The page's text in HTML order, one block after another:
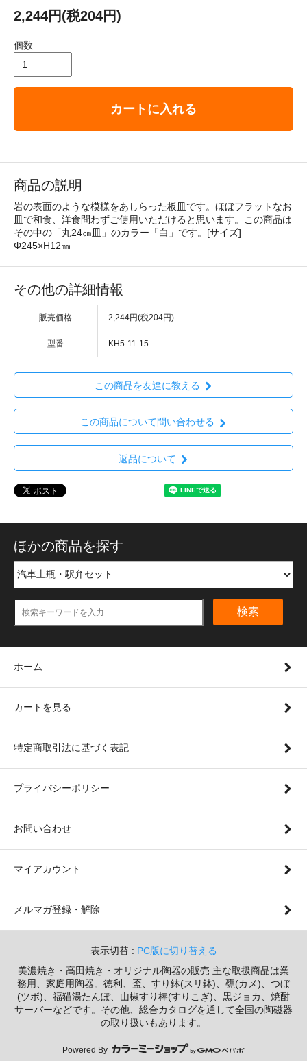
2,244円(税204円)
個数
カートに入れる
商品の説明
岩の表面のような模様をあしらった板皿です。ほぼフラットなお
皿で和食、洋食問わずご使用いただけると思います。この商品は
その中の「丸24㎝皿」のカラー「白」です。[サイズ]
Φ245×H12㎜
その他の詳細情報
販売価格 2,244円(税204円)
型番 KH5-11-15
この商品を友達に教える
この商品について問い合わせる
返品について
ほかの商品を探す
検索
ホーム
カートを見る
特定商取引法に基づく表記
プライバシーポリシー
お問い合わせ
マイアカウント
メルマガ登録・解除
表示切替 : PC版に切り替える
美濃焼き・高田焼き・オリジナル陶器の販売 主な取扱商品は業
務用、家庭用陶器。徳利、盃、すり鉢(スリ鉢)、甕(カメ)、つぼ
(ツボ)、福猫湯たんぽ、山椒すり棒(すりこぎ)、黒ジョカ、焼酎
サーバーなどです。その他、総合カタログを通して全国の陶磁器
の取り扱いもあります。
Powered By